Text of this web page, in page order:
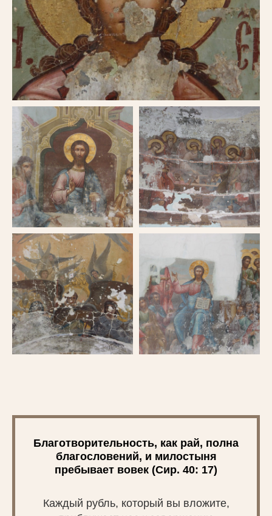
Благотворительность, как рай, полна
благословений, и милостыня
пребывает вовек (Сир. 40: 17)
Каждый рубль, который вы вложите,